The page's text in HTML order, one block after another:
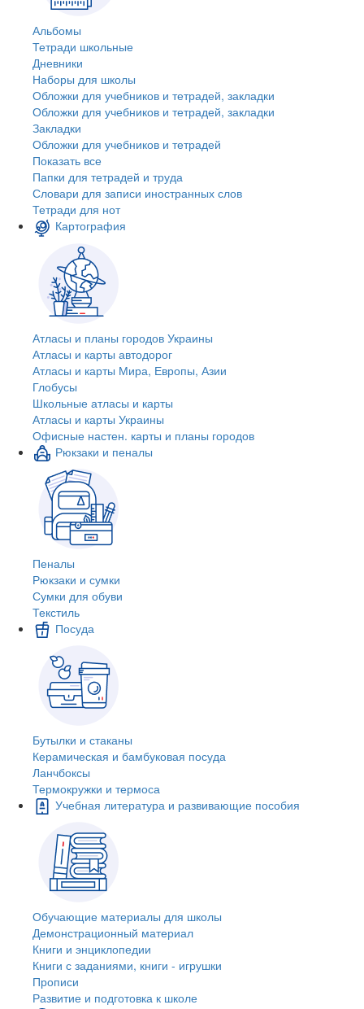
Альбомы
Тетради школьные
Дневники
Наборы для школы
Обложки для учебников и тетрадей, закладки
Обложки для учебников и тетрадей, закладки
Закладки
Обложки для учебников и тетрадей
Показать все
Папки для тетрадей и труда
Словари для записи иностранных слов
Тетради для нот
Картография
Атласы и планы городов Украины
Атласы и карты автодорог
Атласы и карты Мира, Европы, Азии
Глобусы
Школьные атласы и карты
Атласы и карты Украины
Офисные настен. карты и планы городов
Рюкзаки и пеналы
Пеналы
Рюкзаки и сумки
Сумки для обуви
Текстиль
Посуда
Бутылки и стаканы
Керамическая и бамбуковая посуда
Ланчбоксы
Термокружки и термоса
Учебная литература и развивающие пособия
Обучающие материалы для школы
Демонстрационный материал
Книги и энциклопедии
Книги с заданиями, книги - игрушки
Прописи
Развитие и подготовка к школе